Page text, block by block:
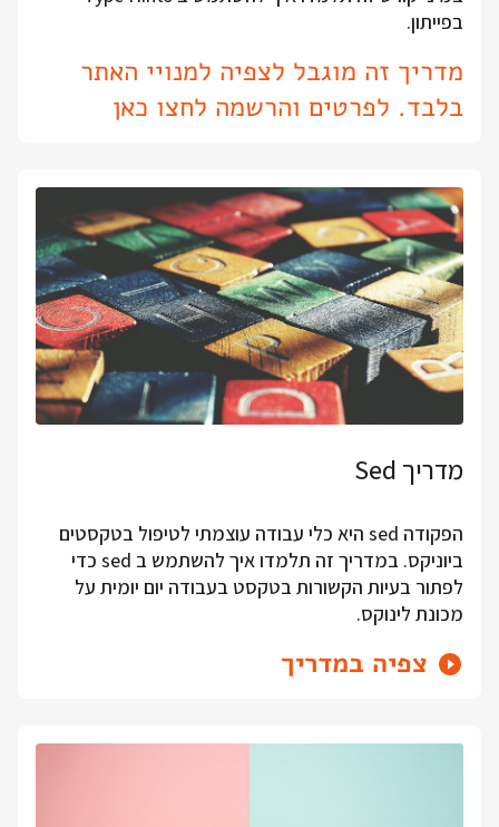
בפייתון.
מדריך זה מוגבל לצפיה למנויי האתר
בלבד. לפרטים והרשמה לחצו כאן
מדריך Sed
הפקודה sed היא כלי עבודה עוצמתי לטיפול בטקסטים
ביוניקס. במדריך זה תלמדו איך להשתמש ב sed כדי
לפתור בעיות הקשורות בטקסט בעבודה יום יומית על
מכונת לינוקס.
צפיה במדריך